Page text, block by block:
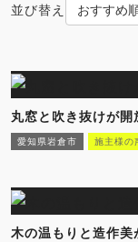
並び替え
丸窓と吹き抜けが
愛知県岩倉市 施主様の
木の温もりと造作